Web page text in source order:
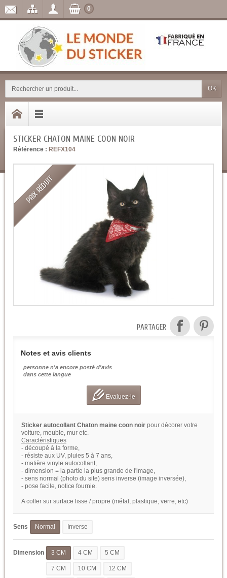
OK
0
STICKER CHATON MAINE COON NOIR
Référence : REFX104
PRIX RÉDUIT
PARTAGER
Notes et avis clients
personne n'a encore posté d'avis
dans cette langue
Evaluez-le
Sticker autocollant Chaton maine coon noir pour décorer votre
voiture, meuble, mur etc.
Caractéristiques
- découpé à la forme,
- résiste aux UV, pluies 5 à 7 ans,
- matière vinyle autocollant,
- dimension = la partie la plus grande de l'image,
- sens normal (photo du site) sens inverse (image inversée),
- pose facile, notice fournie.
A coller sur surface lisse / propre (métal, plastique, verre, etc)
Sens Normal Inverse
Dimension 3 CM 4 CM 5 CM
7 CM 10 CM 12 CM